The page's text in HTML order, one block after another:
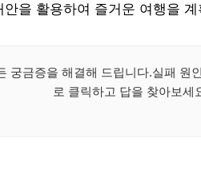
을 활용하여 즐거운 여행을
궁금증을 해결해 드립니다.실패 원
로 클릭하고 답을 찾아보세